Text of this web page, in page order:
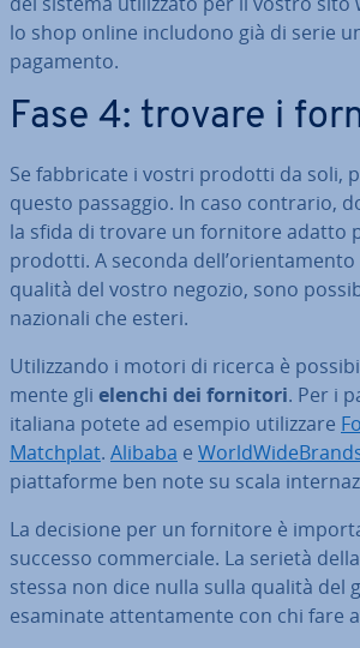
lo shop online includono già di serie
pagamento.
Fase 4: trovare i
Se fab­bri­ca­te i vostri prodotti da soli,
questo passaggio. In caso contrario,
la sfida di trovare un fornitore adatto
prodotti. A seconda
qualità del vostro negozio, sono
nazionali che esteri.
Uti­liz­zan­do i motori di ricerca è
men­te gli elenchi dei fornitori. Per i
italiana potete ad esempio uti­liz­za­re
Matchplat. Alibaba e
piat­ta­for­me ben note su scala
La decisione per un fornitore è
successo com­mer­cia­le. La serietà
stessa non dice nulla sulla qualità del
esaminate at­ten­ta­men­te con chi fare